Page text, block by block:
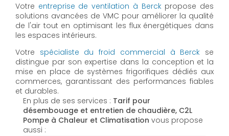
Votre entreprise de ventilation à Berckpropose des
solutions avancées de VMC pour améliorer la qualité
de l'air tout en optimisant les flux énergétiques dans
les espaces intérieurs.
Votre spécialiste du froid commercial à Berck se
distingue par son expertise dans la conception et la
mise en place de systèmes frigorifiques dédiés aux
commerces, garantissant des performances fiables
et durables.
En plus de ses services : Tarif pour
désembouage et entretien de chaudière, C2L
Pompe à Chaleur et Climatisation vous propose
aussi :